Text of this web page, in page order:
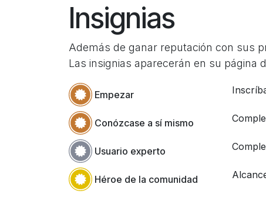
Insignias
Además de ganar reputación con sus
Las insignias aparecerán en su página
Empezar
Conózcase a sí mismo
Usuario experto
Héroe de la comunidad